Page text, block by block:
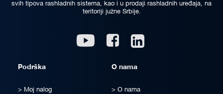
svih tipova rashladnih sistema, kao i u prodaji rashladnih uređaja, na
teritoriji južne Srbije.
Youtube Facebook
Podrška
Moj nalog
O nama
O nama